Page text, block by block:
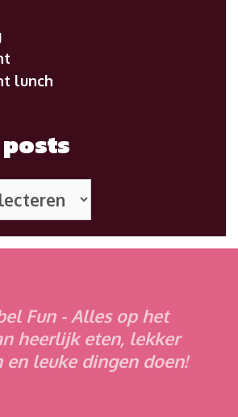
lunch
Fun - Alles op het
heerlijk eten, lekker
en leuke dingen doen!